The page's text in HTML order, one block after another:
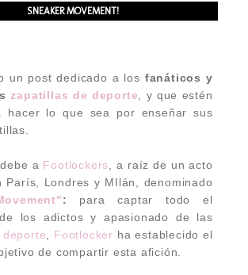
SNEAKER MOVEMENT!
un post dedicado a los fanáticos y
zapatillas de deporte, y que estén
hacer lo que sea por enseñar sus
a Footlockers, a raíz de un acto
París, Londres y MIlán, denominado
: para captar todo el
los adictos y apasionado de las
, Footlocker ha establecido el
de compartir esta afición.